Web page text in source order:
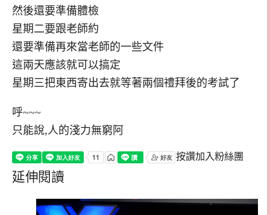
然後還要準備體檢
星期二要跟老師約
還要準備再來當老師的一些文件
這兩天應該就可以搞定
星期三把東西寄出去就等著兩個禮拜後的考試了
呼~~~
只能說,人的淺力無窮阿
按讚加入粉絲團
延伸閱讀